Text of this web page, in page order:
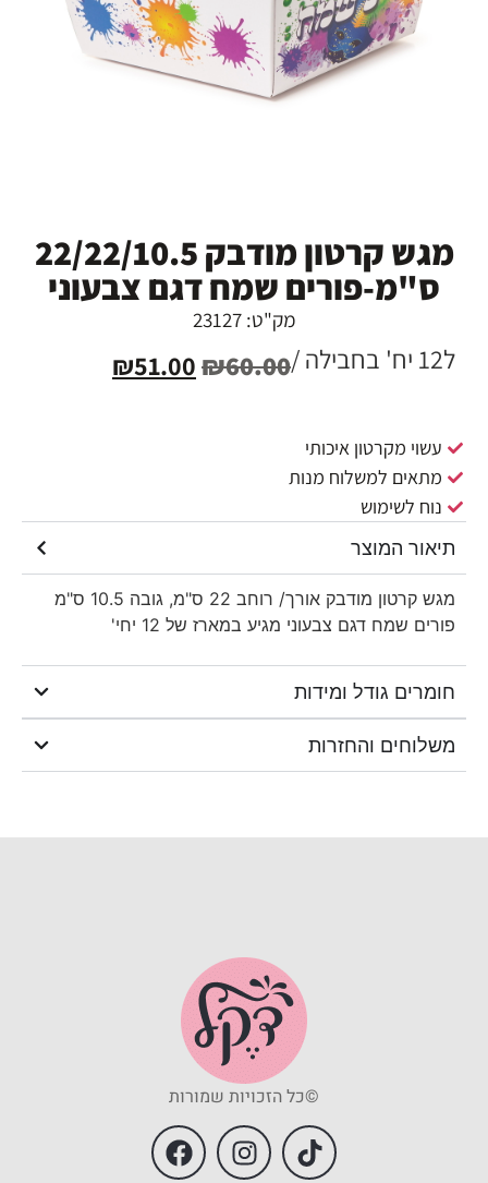
מגש קרטון מודבק 22/22/10.5
ס"מ-פורים שמח דגם צבעוני
מק"ט: 23127
ל12 יח' בחבילה / ₪60.00
₪51.00
עשוי מקרטון איכותי
מתאים למשלוח מנות
נוח לשימוש
תיאור המוצר
מגש קרטון מודבק אורך/ רוחב 22 ס"מ, גובה 10.5 ס"מ
פורים שמח דגם צבעוני מגיע במארז של 12 יחי'
חומרים גודל ומידות
משלוחים והחזרות
©כל הזכויות שמורות